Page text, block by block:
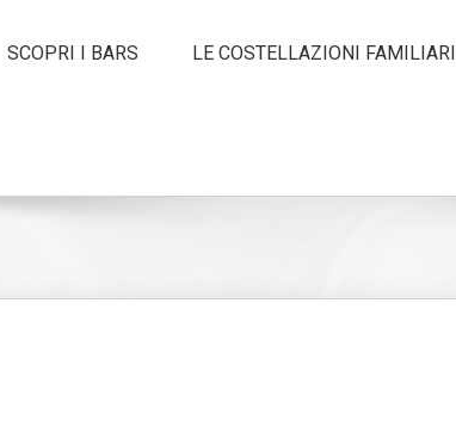
SCOPRI I BARS LE COSTELLAZIONI FAMILIARI